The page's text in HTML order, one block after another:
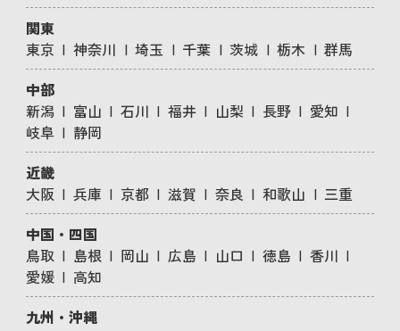
関東
東京
神奈川 埼玉 千葉 茨城 栃木
群馬
中部
新潟
富山 石川 福井 山梨 長野
愛知
岐阜
静岡
近畿
大阪
兵庫 京都 滋賀 奈良 和歌山
三重
中国・四国
鳥取
島根 岡山 広島 山口 徳島
香川
愛媛
高知
九州・沖縄